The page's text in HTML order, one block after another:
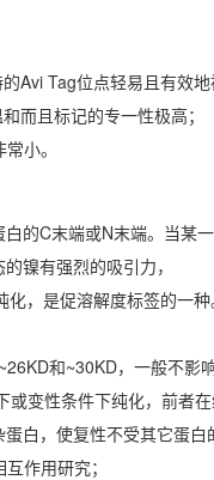
Avi Tag位点轻易且有效地
而且标记的专一性极高；
小。
的C末端或N末端。当某
镍有强烈的吸引力，
，是促溶解度标签的一种
和~30KD，一般不影
变性条件下纯化，前者
白，使复性不受其它蛋白
作用研究；